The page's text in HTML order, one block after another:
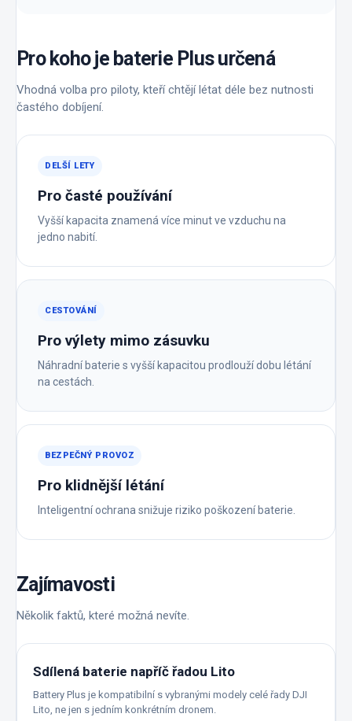
Pro koho je baterie Plus určená
Vhodná volba pro piloty, kteří chtějí létat déle bez nutnosti
častého dobíjení.
DELŠÍ LETY
Pro časté používání
Vyšší kapacita znamená více minut ve vzduchu na
jedno nabití.
CESTOVÁNÍ
Pro výlety mimo zásuvku
Náhradní baterie s vyšší kapacitou prodlouží dobu létání
na cestách.
BEZPEČNÝ PROVOZ
Pro klidnější létání
Inteligentní ochrana snižuje riziko poškození baterie.
Zajímavosti
Několik faktů, které možná nevíte.
Sdílená baterie napříč řadou Lito
Battery Plus je kompatibilní s vybranými modely celé řady DJI
Lito, ne jen s jedním konkrétním dronem.